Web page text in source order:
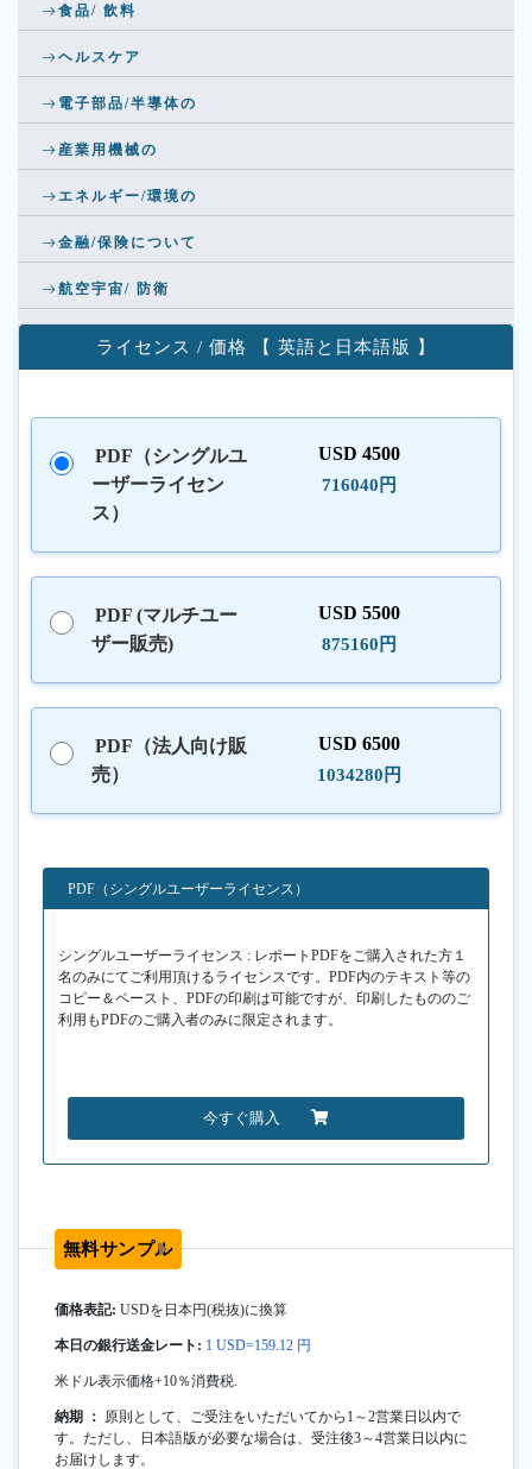
食品/ 飲料
ヘルスケア
電子部品/半導体の
産業用機械の
エネルギー/環境の
金融/保険について
航空宇宙/ 防衛
ライセンス / 価格 【 英語と日本語版 】
PDF（シングルユ
ーザーライセン
ス）
USD 4500
716040円
PDF (マルチユー
ザー販売)
USD 5500
875160円
PDF（法人向け販
売）
USD 6500
1034280円
PDF（シングルユーザーライセンス）
シングルユーザーライセンス : レポートPDFをご購入された方１
名のみにてご利用頂けるライセンスです。PDF内のテキスト等の
コピー＆ペースト、PDFの印刷は可能ですが、印刷したもののご
利用もPDFのご購入者のみに限定されます。
今すぐ購入
無料サンプル
価格表記: USDを日本円(税抜)に換算
本日の銀行送金レート: 1 USD=159.12 円
米ドル表示価格+10％消費税.
納期 ： 原則として、ご受注をいただいてから1～2営業日以内で
す。ただし、日本語版が必要な場合は、受注後3～4営業日以内に
お届けします。